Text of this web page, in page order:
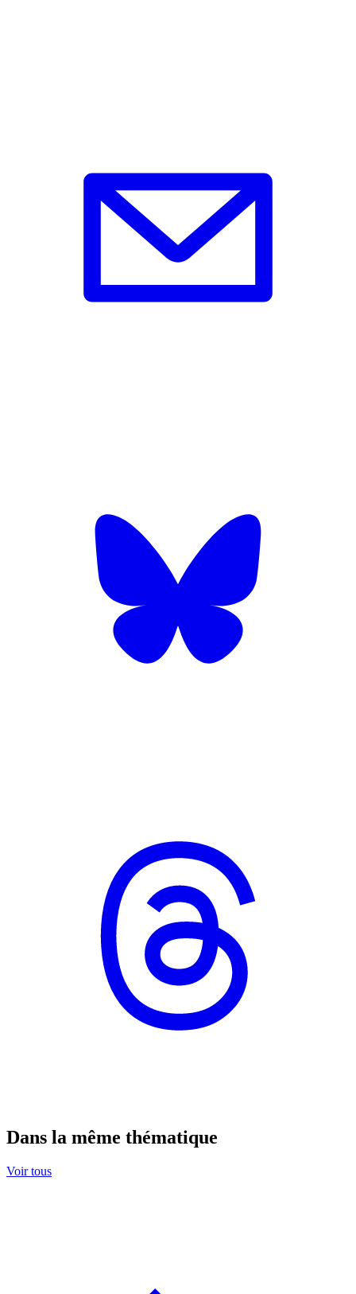
Dans la même thématique
Voir tous